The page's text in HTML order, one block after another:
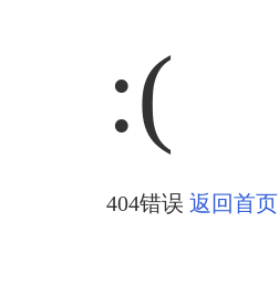
:(
404错误 返回首页